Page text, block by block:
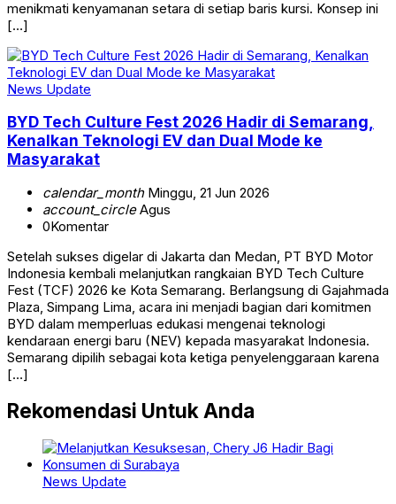
menikmati kenyamanan setara di setiap baris kursi. Konsep ini
[…]
News Update
BYD Tech Culture Fest 2026 Hadir di Semarang,
Kenalkan Teknologi EV dan Dual Mode ke
Masyarakat
calendar_monthMinggu, 21 Jun 2026
account_circleAgus
0Komentar
Setelah sukses digelar di Jakarta dan Medan, PT BYD Motor
Indonesia kembali melanjutkan rangkaian BYD Tech Culture
Fest (TCF) 2026 ke Kota Semarang. Berlangsung di Gajahmada
Plaza, Simpang Lima, acara ini menjadi bagian dari komitmen
BYD dalam memperluas edukasi mengenai teknologi
kendaraan energi baru (NEV) kepada masyarakat Indonesia.
Semarang dipilih sebagai kota ketiga penyelenggaraan karena
[…]
Rekomendasi Untuk Anda
News Update